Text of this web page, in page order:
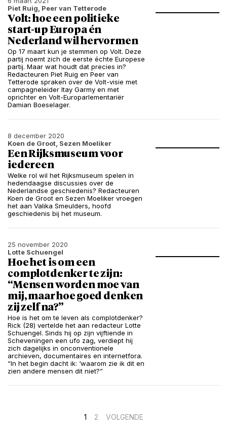
Piet Ruig, Peer van Tetterode
Volt: hoe een politieke
start-up Europa én
Nederland wil hervormen
Op 17 maart kun je stemmen op Volt. Deze
partij noemt zich de eerste échte Europese
partij. Maar wat houdt dat precies in?
Redacteuren Piet Ruig en Peer van
Tetterode spraken over de Volt-visie met
campagneleider Itay Garmy en met
oprichter en Volt-Europarlementariër
Damian Boeselager.
8 december 2020
Koen de Groot, Sezen Moeliker
Een Rijksmuseum voor
iedereen
Welke rol wil het Rijksmuseum spelen in
hedendaagse discussies over de
Nederlandse geschiedenis? Redacteuren
Koen de Groot en Sezen Moeliker vroegen
het aan Valika Smeulders, hoofd
geschiedenis bij het museum.
25 november 2020
Lotte Schuengel
Hoe het is om een
complotdenker te zijn:
“Mensen worden moe van
mij, maar hoe goed denken
zij zelf na?”
Hoe is het om te leven als complotdenker?
Rick (28) vertelde het aan redacteur Lotte
Schuengel. Sinds hij op zijn vijftiende in
Scheveningen een ufo zag, verdiept hij
zich dagelijks in onconventionele
archieven, documentaires en internetfora.
“In het begin dacht ik: ‘waarom zie ik dit en
zien andere mensen dit niet?”
Berichten1 2 VOLGENDE